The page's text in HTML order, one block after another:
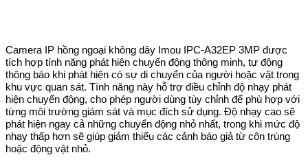
Camera IP hồng ngoại không dây Imou IPC-A32EP 3MP được
tích hợp tính năng phát hiện chuyển động thông minh, tự động
thông báo khi phát hiện có sự di chuyển của người hoặc vật trong
khu vực quan sát. Tính năng này hỗ trợ điều chỉnh độ nhạy phát
hiện chuyển động, cho phép người dùng tùy chỉnh để phù hợp với
từng môi trường giám sát và mục đích sử dụng. Độ nhạy cao sẽ
phát hiện ngay cả những chuyển động nhỏ nhất, trong khi mức độ
nhạy thấp hơn sẽ giúp giảm thiểu các cảnh báo giả từ côn trùng
hoặc động vật nhỏ.